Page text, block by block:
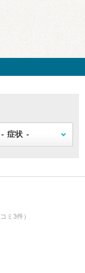
ミ3件）